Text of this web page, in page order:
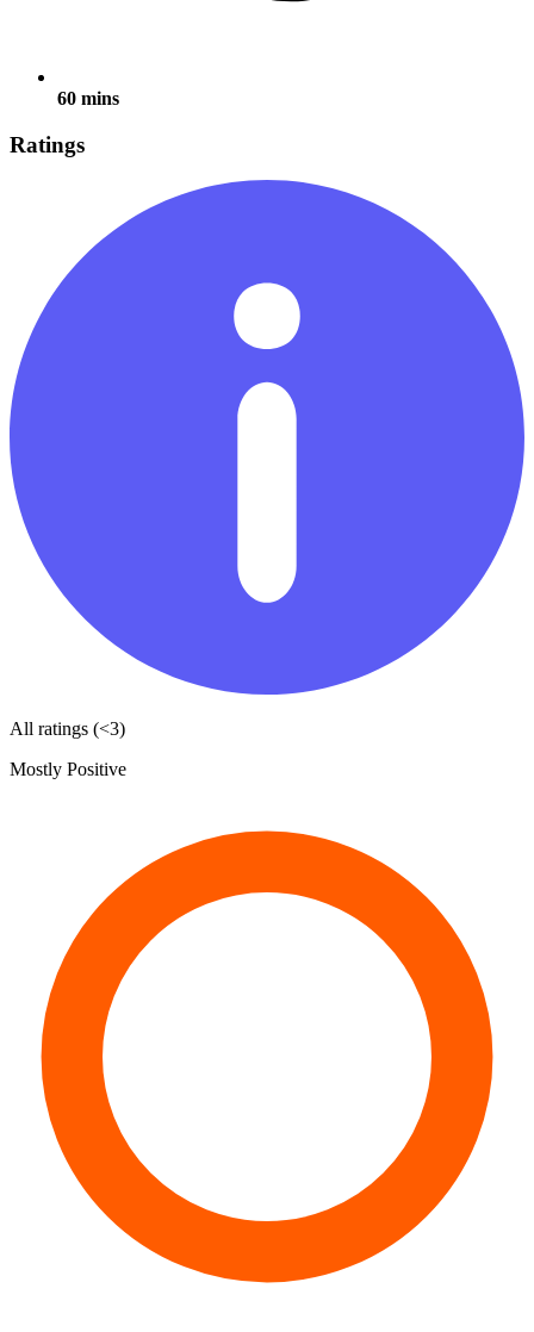
60 mins
Ratings
All ratings (<3)
Mostly Positive